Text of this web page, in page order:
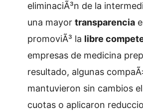
eliminaciÃ³n de la
una mayor transparencia
promoviÃ³ la libre
empresas de medicina
resultado, algunas
mantuvieron sin cambios
cuotas o aplicaron